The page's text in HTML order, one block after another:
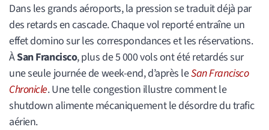
Dans les grands aéroports, la pression se traduit déjà par
des retards en cascade. Chaque vol reporté entraîne un
effet domino sur les correspondances et les réservations.
ÀSan Francisco, plus de 5 000 vols ont été retardés sur
une seule journée de week-end, d’après leSan Francisco
Chronicle. Une telle congestion illustre comment le
shutdown alimente mécaniquement le désordre du trafic
aérien.